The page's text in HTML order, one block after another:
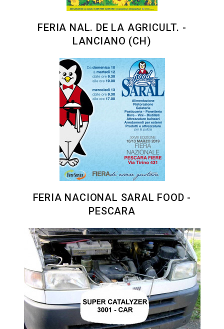
FERIA NAL. DE LA AGRICULT. -
LANCIANO (CH)
FERIA NACIONAL SARAL FOOD -
PESCARA